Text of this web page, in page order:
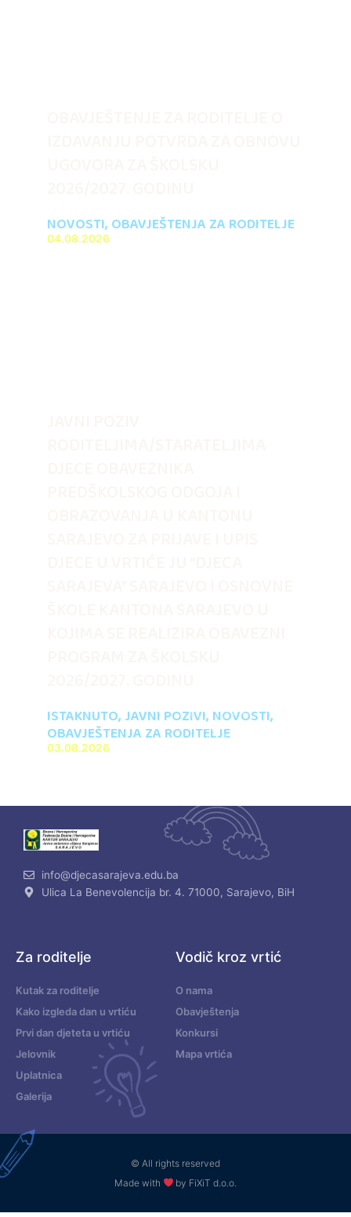
NOVOSTI, OBAVJEŠTENJA ZA RODITELJE
04.08.2026
ISTAKNUTO, JAVNI POZIVI, NOVOSTI,
OBAVJEŠTENJA ZA RODITELJE
03.08.2026
info@djecasarajeva.edu.ba
Ulica La Benevolencija br. 4. 71000, Sarajevo, BiH
Za roditelje
Kutak za roditelje
Kako izgleda dan u vrtiću
Prvi dan djeteta u vrtiću
Jelovnik
Uplatnica
Galerija
Vodič kroz vrtić
O nama
Obavještenja
Konkursi
Mapa vrtića
© All rights reserved
Made with
by FiXiT d.o.o.